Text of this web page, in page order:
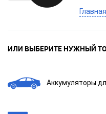
ИЛИ ВЫБЕРИТЕ НУЖНЫЙ
Аккумуляторы